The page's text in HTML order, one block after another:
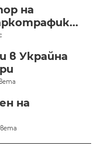
на
в Украйна
на